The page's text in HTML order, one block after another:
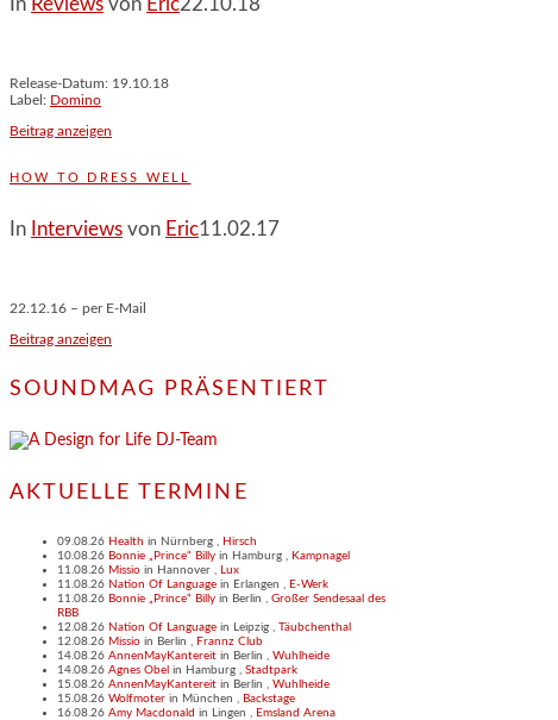
Release-Datum: 19.10.18
Label: Domino
Beitrag anzeigen
HOW TO DRESS WELL
In Interviews von Eric11.02.17
22.12.16 – per E-Mail
Beitrag anzeigen
SOUNDMAG PRÄSENTIERT
AKTUELLE TERMINE
09.08.26 Health in Nürnberg
Hirsch
10.08.26 Bonnie „Prince“ Billy in Hamburg
Kampnagel
11.08.26 Missio in Hannover
Lux
11.08.26 Nation Of Language in Erlangen
E-Werk
11.08.26 Bonnie „Prince“ Billy in Berlin
Großer Sendesaal des
RBB
12.08.26 Nation Of Language in Leipzig
Täubchenthal
12.08.26 Missio in Berlin
Frannz Club
14.08.26 AnnenMayKantereit in Berlin
Wuhlheide
14.08.26 Agnes Obel in Hamburg
Stadtpark
15.08.26 AnnenMayKantereit in Berlin
Wuhlheide
15.08.26 Wolfmoter in München
Backstage
16.08.26 Amy Macdonald in Lingen Emsland Arena